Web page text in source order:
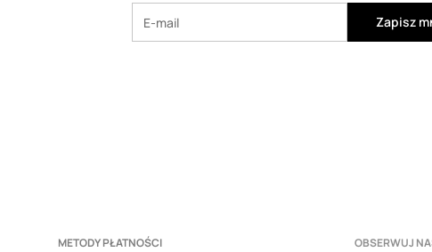
Zapisz
METODY PŁATNOŚCI OBSERWUJ